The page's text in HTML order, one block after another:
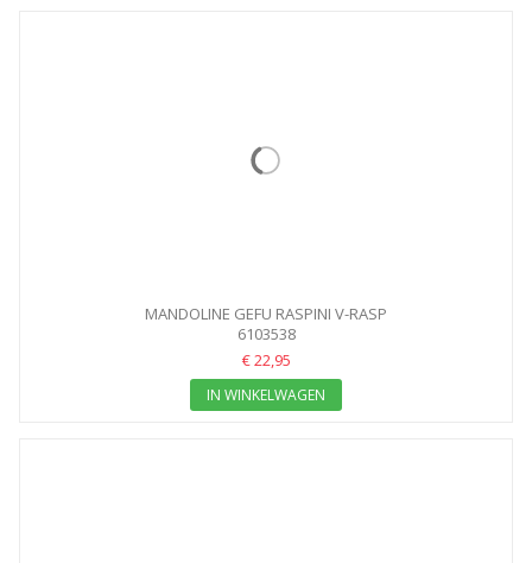
MANDOLINE GEFU RASPINI V-RASP
6103538
€ 22,95
IN WINKELWAGEN